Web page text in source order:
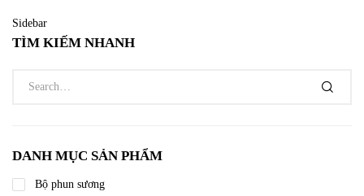
Sidebar
TÌM KIẾM NHANH
DANH MỤC SẢN PHẨM
Bộ phun sương